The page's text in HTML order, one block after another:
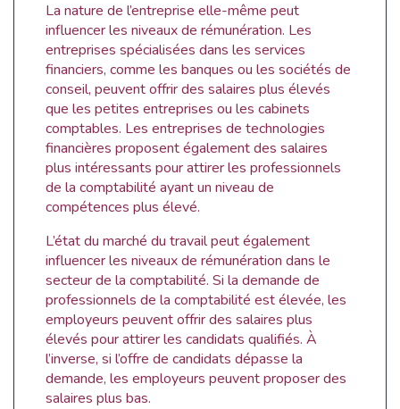
La nature de l’entreprise elle-même peut
influencer les niveaux de rémunération. Les
entreprises spécialisées dans les services
financiers, comme les banques ou les sociétés de
conseil, peuvent offrir des salaires plus élevés
que les petites entreprises ou les cabinets
comptables. Les entreprises de technologies
financières proposent également des salaires
plus intéressants pour attirer les professionnels
de la comptabilité ayant un niveau de
compétences plus élevé.
L’état du marché du travail peut également
influencer les niveaux de rémunération dans le
secteur de la comptabilité. Si la demande de
professionnels de la comptabilité est élevée, les
employeurs peuvent offrir des salaires plus
élevés pour attirer les candidats qualifiés. À
l’inverse, si l’offre de candidats dépasse la
demande, les employeurs peuvent proposer des
salaires plus bas.